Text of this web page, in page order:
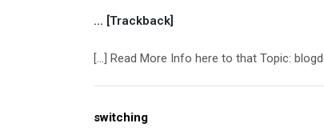
… [Trackback]
[…] Read More Info here to that Topic:
switching